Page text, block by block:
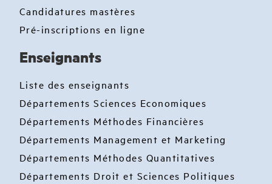
Candidatures mastères
Pré-inscriptions en ligne
Enseignants
Liste des enseignants
Départements Sciences Economiques
Départements Méthodes Financières
Départements Management et Marketing
Départements Méthodes Quantitatives
Départements Droit et Sciences Politiques